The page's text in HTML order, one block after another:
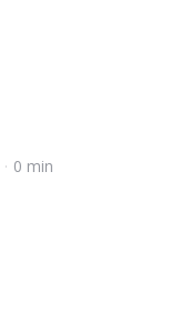
0 min